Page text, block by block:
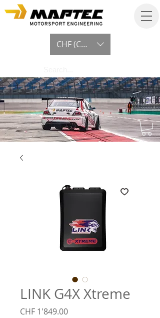
CHF (CHF)
LINK G4X Xtreme
CHF 1'849.00Preis